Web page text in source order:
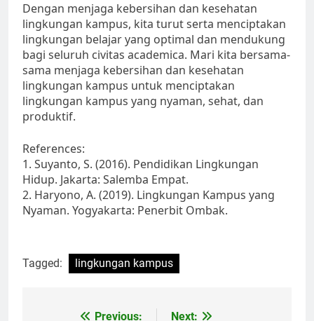
Dengan menjaga kebersihan dan kesehatan
lingkungan kampus, kita turut serta menciptakan
lingkungan belajar yang optimal dan mendukung
bagi seluruh civitas academica. Mari kita bersama-
sama menjaga kebersihan dan kesehatan
lingkungan kampus untuk menciptakan
lingkungan kampus yang nyaman, sehat, dan
produktif.
References:
1. Suyanto, S. (2016). Pendidikan Lingkungan
Hidup. Jakarta: Salemba Empat.
2. Haryono, A. (2019). Lingkungan Kampus yang
Nyaman. Yogyakarta: Penerbit Ombak.
Tagged: lingkungan kampus
Previous: Next: